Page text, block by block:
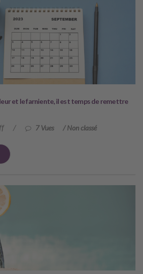
et le farniente, il est temps de remettre
/ 7 Vues /Non classé